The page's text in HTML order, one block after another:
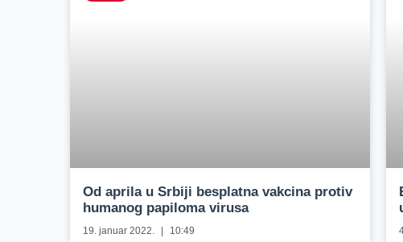
Od aprila u Srbiji besplatna vakcina protiv
humanog papiloma virusa
19. januar 2022. 10:49